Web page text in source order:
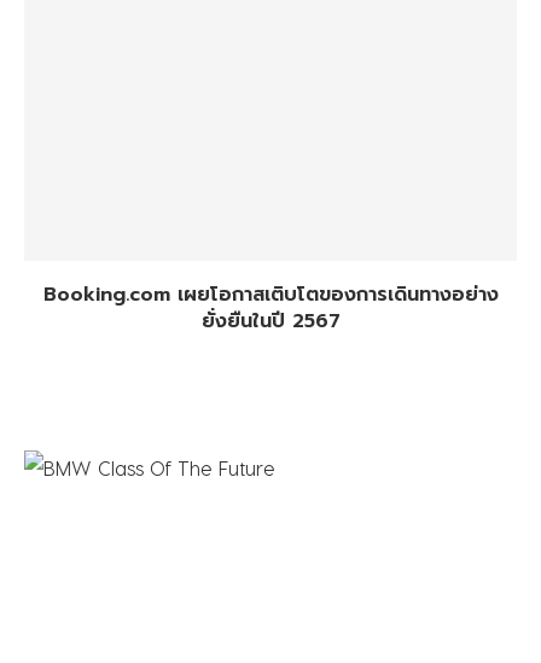
Booking.com เผยโอกาสเติบโตของการเดินทางอย่าง
ยั่งยืนในปี 2567